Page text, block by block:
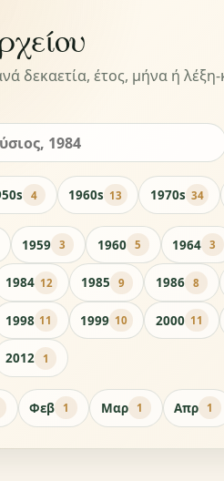
δεκαετία, έτος, μήνα ή λέξη-
4 1960s 13 1970s 34
1959 3 1960 5 1964 3
1984 12 1985 9 1986 8
1998 11 1999 10 2000 11
2012 1
Φεβ 1 Μαρ 1 Απρ 1